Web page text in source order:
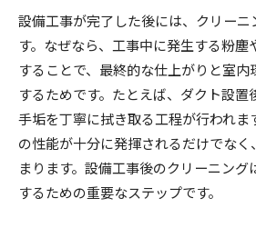
設備工事が完了した後には、クリー
す。なぜなら、工事中に発生する粉
することで、最終的な仕上がりと室
するためです。たとえば、ダクト設置
手垢を丁寧に拭き取る工程が行われま
の性能が十分に発揮されるだけでな
まります。設備工事後のクリーニン
するための重要なステップです。